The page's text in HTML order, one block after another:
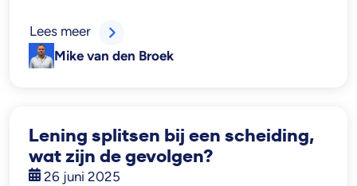
Mike van den Broek
Lees meer
Lening splitsen bij een scheiding,
wat zijn de gevolgen?
26 juni 2025